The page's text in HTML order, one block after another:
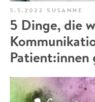
5.5.2022 SUSANNE
5 Dinge, die
Patient:innen